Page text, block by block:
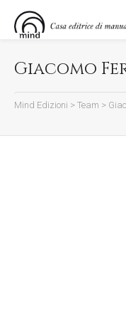
Giacomo
Mind Edizioni > Team >